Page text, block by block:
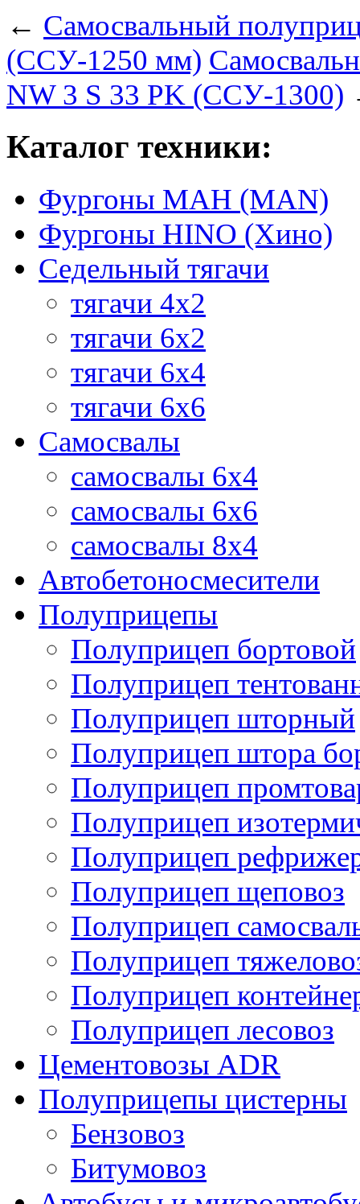
← Самосвальный
(ССУ-1250 мм)
NW 3 S 33 PK (ССУ-1300)
Каталог техники:
Фургоны МАН (MAN)
Фургоны HINO (Хино)
Седельный тягачи
тягачи 4х2
тягачи 6х2
тягачи 6х4
тягачи 6х6
Самосвалы
самосвалы 6x4
самосвалы 6x6
самосвалы 8x4
Автобетоносмесители
Полуприцепы
Полуприцеп бортовой
Полуприцеп
Полуприцеп шторный
Полуприцеп штора
Полуприцеп
Полуприцеп
Полуприцеп
Полуприцеп щеповоз
Полуприцеп
Полуприцеп
Полуприцеп
Полуприцеп лесовоз
Цементовозы ADR
Полуприцепы цистерны
Бензовоз
Битумовоз